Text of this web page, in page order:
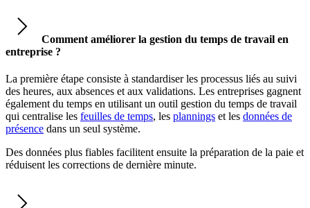
Comment améliorer la gestion du temps de travail en
entreprise ?
La première étape consiste à standardiser les processus liés au suivi
des heures, aux absences et aux validations. Les entreprises gagnent
également du temps en utilisant un outil gestion du temps de travail
qui centralise les feuilles de temps, les plannings et les données de
présence dans un seul système.
Des données plus fiables facilitent ensuite la préparation de la paie et
réduisent les corrections de dernière minute.